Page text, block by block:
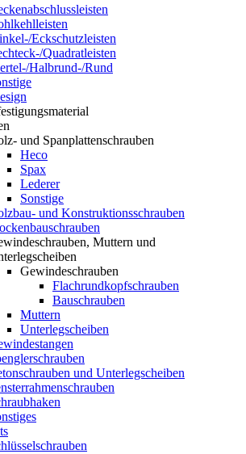
Eckschutzleisten
Quadratleisten
Halbrund-/Rund
und Spanplattenschrauben
Heco
Spax
Lederer
Sonstige
und Konstruktionsschrauben
Muttern und
Gewindeschrauben
Flachrundkopfschrauben
Bauschrauben
Muttern
Unterlegscheiben
und Unterlegscheiben